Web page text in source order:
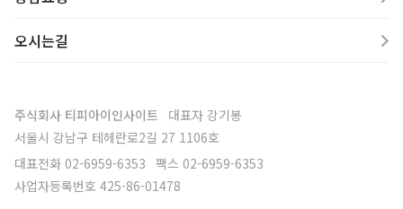
오시는길
주식회사 티피아이인사이트 대표자 강기봉
서울시 강남구 테헤란로2길 27 1106호
대표전화 02-6959-6353 팩스 02-6959-6353
사업자등록번호 425-86-01478